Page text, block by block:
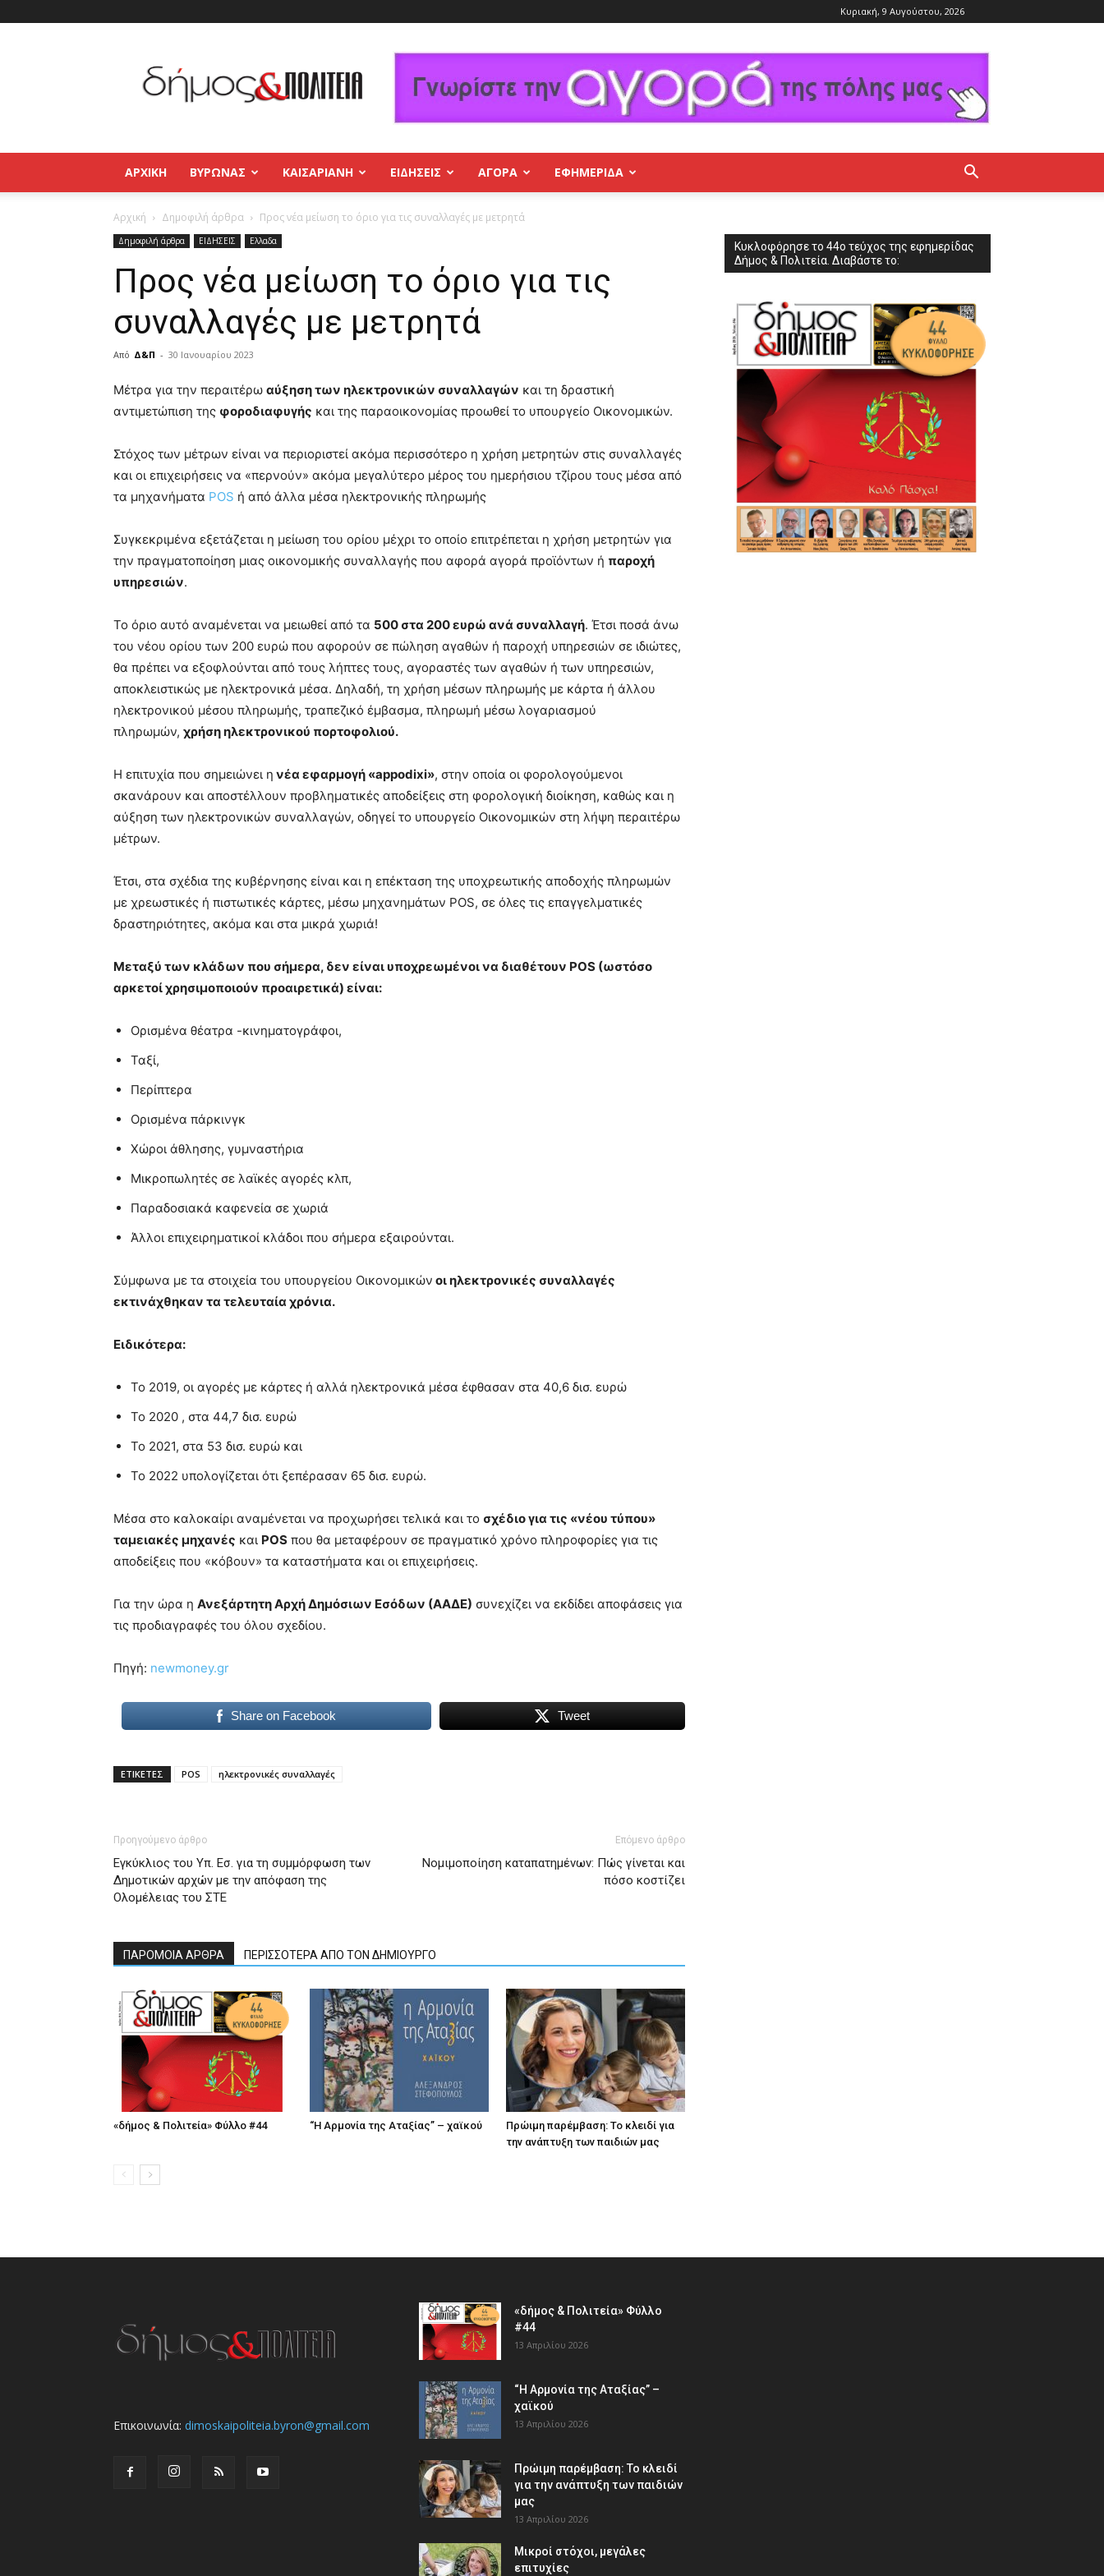
Κυριακή, 9 Αυγούστου, 2026
και
Πολιτεία
Βύρωνας
–
Παγκράτι
ΑΡΧΙΚΉ ΒΥΡΩΝΑΣ ΚΑΙΣΑΡΙΑΝΗ ΕΙΔΗΣΕΙΣ ΑΓΟΡΑ ΕΦΗΜΕΡΊΔΑ
Αρχική Δημοφιλή άρθρα Προς νέα μείωση το όριο για τις συναλλαγές με μετρητά
Δημοφιλή άρθρα ΕΙΔΗΣΕΙΣ Ελλαδα
Προς νέα μείωση το όριο για τις
συναλλαγές με μετρητά
Από Δ&Π - 30 Ιανουαρίου 2023
blonde
lesbians
very
cam
show.desi
brandi
teaches
you
meaning
pain.
pornhun
hd
porn
Μέτρα για την περαιτέρω αύξηση των ηλεκτρονικών συναλλαγών και τη δραστική
αντιμετώπιση της φοροδιαφυγής και της παραοικονομίας προωθεί το υπουργείο Οικονομικών.
Στόχος των μέτρων είναι να περιοριστεί ακόμα περισσότερο η χρήση μετρητών στις συναλλαγές
και οι επιχειρήσεις να «περνούν» ακόμα μεγαλύτερο μέρος του ημερήσιου τζίρου τους μέσα από
τα μηχανήματα POS ή από άλλα μέσα ηλεκτρονικής πληρωμής
Συγκεκριμένα εξετάζεται η μείωση του ορίου μέχρι το οποίο επιτρέπεται η χρήση μετρητών για
την πραγματοποίηση μιας οικονομικής συναλλαγής που αφορά αγορά προϊόντων ή παροχή
υπηρεσιών.
Το όριο αυτό αναμένεται να μειωθεί από τα 500 στα 200 ευρώ ανά συναλλαγή. Έτσι ποσά άνω
του νέου ορίου των 200 ευρώ που αφορούν σε πώληση αγαθών ή παροχή υπηρεσιών σε ιδιώτες,
θα πρέπει να εξοφλούνται από τους λήπτες τους, αγοραστές των αγαθών ή των υπηρεσιών,
αποκλειστικώς με ηλεκτρονικά μέσα. Δηλαδή, τη χρήση μέσων πληρωμής με κάρτα ή άλλου
ηλεκτρονικού μέσου πληρωμής, τραπεζικό έμβασμα, πληρωμή μέσω λογαριασμού
πληρωμών, χρήση ηλεκτρονικού πορτοφολιού.
Η επιτυχία που σημειώνει η νέα εφαρμογή «appodixi», στην οποία οι φορολογούμενοι
σκανάρουν και αποστέλλουν προβληματικές αποδείξεις στη φορολογική διοίκηση, καθώς και η
αύξηση των ηλεκτρονικών συναλλαγών, οδηγεί το υπουργείο Οικονομικών στη λήψη περαιτέρω
μέτρων.
Έτσι, στα σχέδια της κυβέρνησης είναι και η επέκταση της υποχρεωτικής αποδοχής πληρωμών
με χρεωστικές ή πιστωτικές κάρτες, μέσω μηχανημάτων POS, σε όλες τις επαγγελματικές
δραστηριότητες, ακόμα και στα μικρά χωριά!
Μεταξύ των κλάδων που σήμερα, δεν είναι υποχρεωμένοι να διαθέτουν POS (ωστόσο
αρκετοί χρησιμοποιούν προαιρετικά) είναι:
Ορισμένα θέατρα -κινηματογράφοι,
Ταξί,
Περίπτερα
Ορισμένα πάρκινγκ
Χώροι άθλησης, γυμναστήρια
Μικροπωλητές σε λαϊκές αγορές κλπ,
Παραδοσιακά καφενεία σε χωριά
Άλλοι επιχειρηματικοί κλάδοι που σήμερα εξαιρούνται.
Σύμφωνα με τα στοιχεία του υπουργείου Οικονομικών οι ηλεκτρονικές συναλλαγές
εκτινάχθηκαν τα τελευταία χρόνια.
Ειδικότερα:
Το 2019, οι αγορές με κάρτες ή αλλά ηλεκτρονικά μέσα έφθασαν στα 40,6 δισ. ευρώ
Το 2020 , στα 44,7 δισ. ευρώ
Το 2021, στα 53 δισ. ευρώ και
Το 2022 υπολογίζεται ότι ξεπέρασαν 65 δισ. ευρώ.
Μέσα στο καλοκαίρι αναμένεται να προχωρήσει τελικά και το σχέδιο για τις «νέου τύπου»
ταμειακές μηχανές και POS που θα μεταφέρουν σε πραγματικό χρόνο πληροφορίες για τις
αποδείξεις που «κόβουν» τα καταστήματα και οι επιχειρήσεις.
Για την ώρα η Ανεξάρτητη Αρχή Δημόσιων Εσόδων (ΑΑΔΕ) συνεχίζει να εκδίδει αποφάσεις για
τις προδιαγραφές του όλου σχεδίου.
Πηγή: newmoney.gr
Share on Facebook Tweet
ΕΤΙΚΕΤΕΣ POS ηλεκτρονικές συναλλαγές
Προηγούμενο άρθρο
Εγκύκλιος του Υπ. Εσ. για τη συμμόρφωση των
Δημοτικών αρχών με την απόφαση της
Ολομέλειας του ΣTE
Επόμενο άρθρο
Νομιμοποίηση καταπατημένων: Πώς γίνεται και
πόσο κοστίζει
ΠΑΡΟΜΟΙΑ ΑΡΘΡΑ ΠΕΡΙΣΣΟΤΕΡΑ ΑΠΟ ΤΟΝ ΔΗΜΙΟΥΡΓΟ
«δήμος & Πολιτεία» Φύλλο #44 “Η Αρμονία της Αταξίας” – χαϊκού
Πρώιμη παρέμβαση: Το κλειδί για
την ανάπτυξη των παιδιών µας
Κυκλοφόρησε το 44ο τεύχος της εφημερίδας
Δήμος & Πολιτεία. Διαβάστε το:
Επικοινωνία: dimoskaipoliteia.byron@gmail.com
«δήμος & Πολιτεία» Φύλλο
#44
13 Απριλίου 2026
“Η Αρμονία της Αταξίας” –
χαϊκού
13 Απριλίου 2026
Πρώιμη παρέμβαση: Το κλειδί
για την ανάπτυξη των παιδιών
µας
13 Απριλίου 2026
Μικροί στόχοι, μεγάλες
επιτυχίες